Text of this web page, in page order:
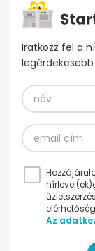
Iratkozz fel a
Az